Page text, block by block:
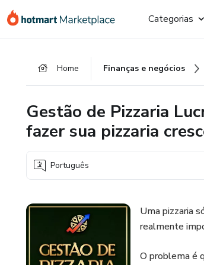
para
para
para
Categorias
Home Finanças e negócios
Gestão de Pizzaria
fazer sua pizzaria
Português
Uma pizzaria
realmente
O problema é